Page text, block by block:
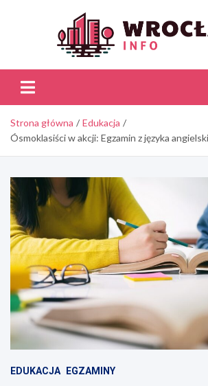
Strona główna
Edukacja
Ósmoklasiści w akcji: Egzamin z języka
EDUKACJA EGZAMINY